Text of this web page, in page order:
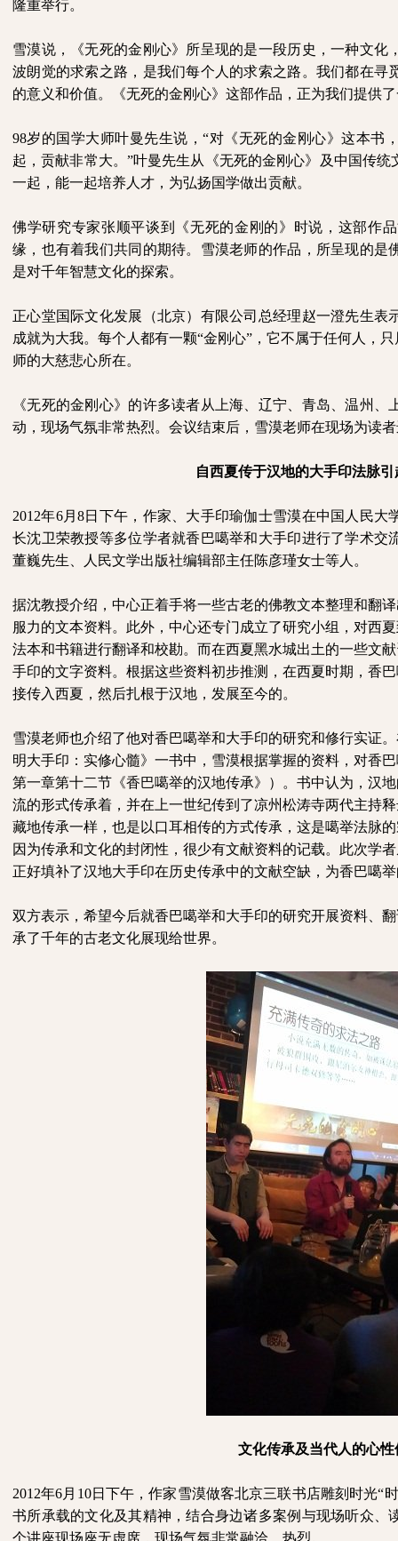
隆重举行。
雪漠说，《无死的金刚心》所呈现的是一段历史，一种文化
波朗觉的求索之路，是我们每个人的求索之路。我们都在寻
的意义和价值。《无死的金刚心》这部作品，正为我们提供
98岁的国学大师叶曼先生说，“对《无死的金刚心》这本书
起，贡献非常大。”叶曼先生从《无死的金刚心》及中国传
一起，能一起培养人才，为弘扬国学做出贡献。
佛学研究专家张顺平谈到《无死的金刚的》时说，这部作
缘，也有着我们共同的期待。雪漠老师的作品，所呈现的是
是对千年智慧文化的探索。
正心堂国际文化发展（北京）有限公司总经理赵一澄先生表
成就为大我。每个人都有一颗“金刚心”，它不属于任何人，
师的大慈悲心所在。
《无死的金刚心》的许多读者从上海、辽宁、青岛、温州
动，现场气氛非常热烈。会议结束后，雪漠老师在现场为读
自西夏传于汉地的大手印法脉
2012年6月8日下午，作家、大手印瑜伽士雪漠在中国人民
长沈卫荣教授等多位学者就香巴噶举和大手印进行了学术交
董巍先生、人民文学出版社编辑部主任陈彦瑾女士等人。
据沈教授介绍，中心正着手将一些古老的佛教文本整理和翻
服力的文本资料。此外，中心还专门成立了研究小组，对西
法本和书籍进行翻译和校勘。而在西夏黑水城出土的一些文
手印的文字资料。根据这些资料初步推测，在西夏时期，香
接传入西夏，然后扎根于汉地，发展至今的。
雪漠老师也介绍了他对香巴噶举和大手印的研究和修行实证
明大手印：实修心髓》一书中，雪漠根据掌握的资料，对香
第一章第十二节《香巴噶举的汉地传承》）。书中认为，汉
流的形式传承着，并在上一世纪传到了凉州松涛寺两代主持
藏地传承一样，也是以口耳相传的方式传承，这是噶举法脉
因为传承和文化的封闭性，很少有文献资料的记载。此次学
正好填补了汉地大手印在历史传承中的文献空缺，为香巴噶
双方表示，希望今后就香巴噶举和大手印的研究开展资料、
承了千年的古老文化展现给世界。
文化传承及当代人的心性
2012年6月 10日下午，作家雪漠做客北京三联书店雕刻时光“
书所承载的文化及其精神，结合身边诸多案例与现场听众、
个讲座现场座无虚席，现场气氛非常融洽、热烈。